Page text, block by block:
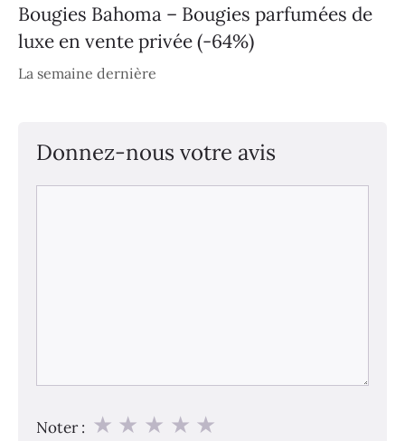
Bougies Bahoma – Bougies parfumées de
luxe en vente privée (-64%)
La semaine dernière
Donnez-nous votre avis
Noter : ★
★
★
★
★